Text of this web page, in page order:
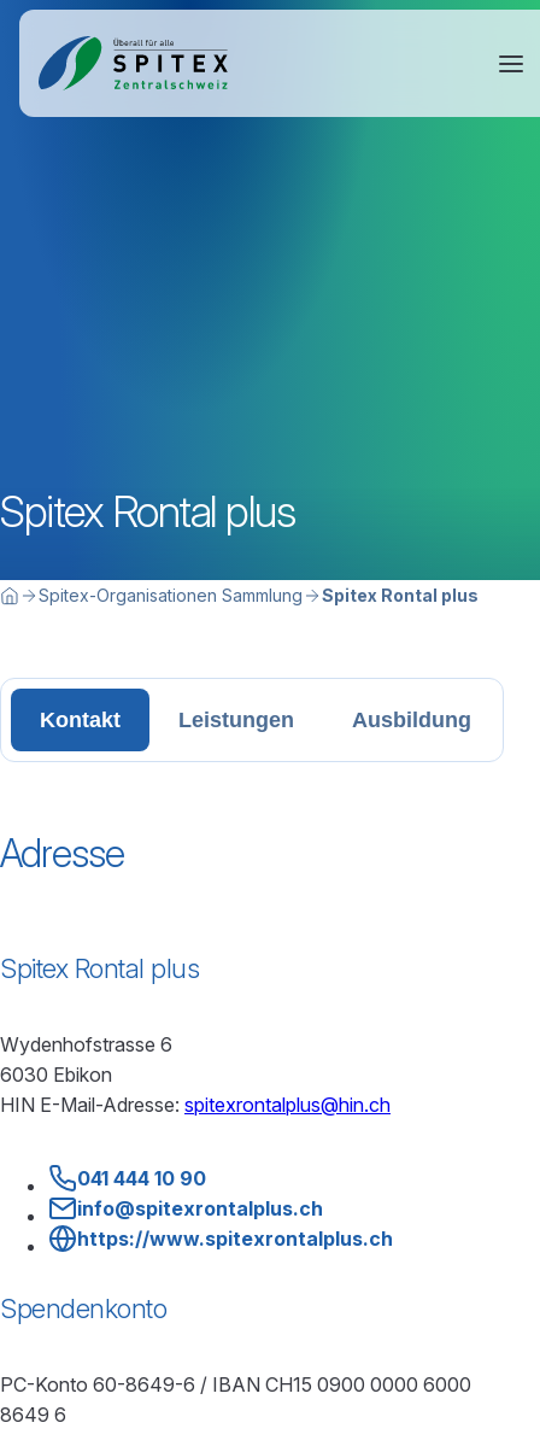
Spitex Rontal plus
Breadcrumbnavigation
Sie befinden sich hier:
HomeSpitex-Organisationen Sammlung Spitex Rontal plus
Kontakt Leistungen Ausbildung
Adresse
Spitex Rontal plus
Wydenhofstrasse 6
6030 Ebikon
HIN E-Mail-Adresse: spitexrontalplus@hin.ch
041 444 10 90
info@spitexrontalplus.ch
https://www.spitexrontalplus.ch
Spendenkonto
PC-Konto 60-8649-6 / IBAN CH15 0900 0000 6000
8649 6